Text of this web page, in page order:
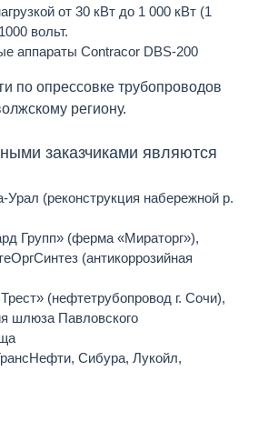
от 30 кВт до 1 000 кВт (1
вольт.
аппараты Contracor DBS-200
по опрессовке трубопроводов
региону.
заказчиками являются
(реконструкция набережной р.
Групп» (ферма «Мираторг»),
(антикоррозийная
(нефтетрубопровод г. Сочи),
шлюза Павловского
Сибура, Лукойл,